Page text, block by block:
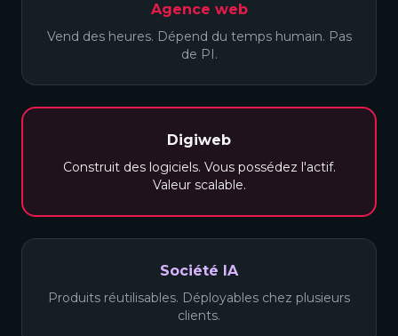
Agence web
Vend des heures. Dépend du temps humain. Pas
de PI.
Digiweb
Construit des logiciels. Vous possédez l'actif.
Valeur scalable.
Société IA
Produits réutilisables. Déployables chez plusieurs
clients.